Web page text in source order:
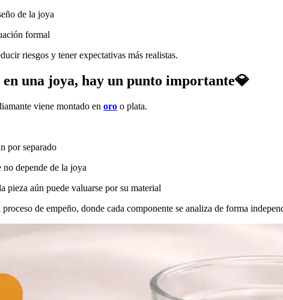
de la joya
formal
riesgos y tener expectativas más realistas.
en una joya, hay un punto importante💎
viene montado en oro o plata.
por separado
depende de la joya
pieza aún puede valuarse por su material
de empeño, donde cada componente se analiza de forma